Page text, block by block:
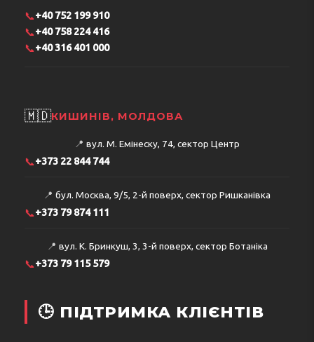
📞+40 752 199 910
📞+40 758 224 416
📞+40 316 401 000
🇲🇩КИШИНІВ, МОЛДОВА
📍 вул. М. Емінеску, 74, сектор Центр
📞+373 22 844 744
📍 бул. Москва, 9/5, 2-й поверх, сектор Ришканівка
📞+373 79 874 111
📍 вул. К. Бринкуш, 3, 3-й поверх, сектор Ботаніка
📞+373 79 115 579
🕒 ПІДТРИМКА КЛІЄНТІВ